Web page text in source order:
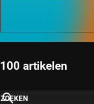
100 artikelen
ZOEKEN